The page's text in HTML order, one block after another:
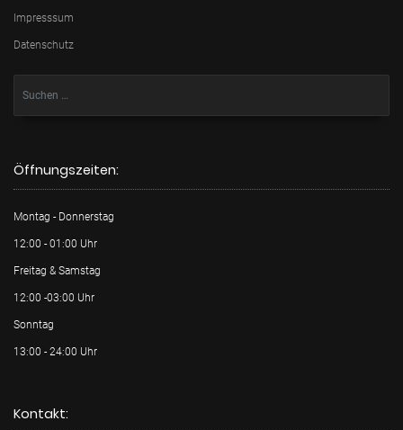
Impresssum
Datenschutz
Öffnungszeiten:
Montag - Donnerstag
12:00 - 01:00 Uhr
Freitag & Samstag
12:00 -03:00 Uhr
Sonntag
13:00 - 24:00 Uhr
Kontakt: